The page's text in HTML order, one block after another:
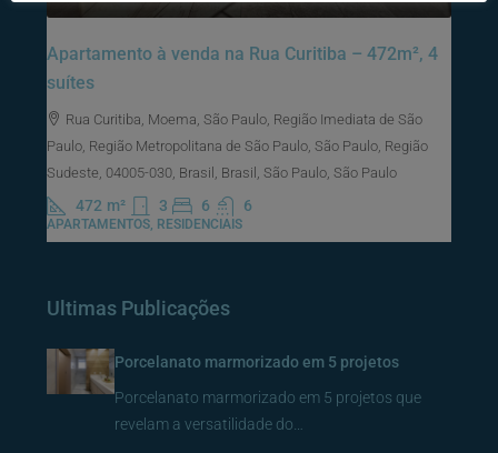
Apartamento à venda na Rua Curitiba – 472m², 4
suítes
Rua Curitiba, Moema, São Paulo, Região Imediata de São
Paulo, Região Metropolitana de São Paulo, São Paulo, Região
Sudeste, 04005-030, Brasil, Brasil, São Paulo, São Paulo
472 m² 3 6 6
APARTAMENTOS, RESIDENCIAIS
Ultimas Publicações
Porcelanato marmorizado em 5 projetos
Porcelanato marmorizado em 5 projetos que
revelam a versatilidade do…